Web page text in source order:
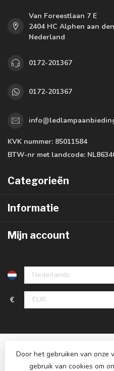
Van Foreestlaan 7 E
2404 HC Alphen aan
Nederland
0172-201367
0172-201367
KVK nummer: 85011584
BTW-nr met landcode:
Categorieën
Informatie
Mijn account
€
Door het gebruiken van onze
gebruik van cookies om